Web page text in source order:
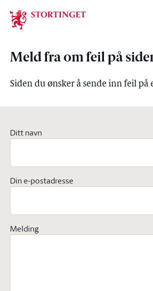
Stortinget.no
Meld fra om feil på
Siden du ønsker å sende inn feil på
Ditt navn
Din e-postadresse
Melding